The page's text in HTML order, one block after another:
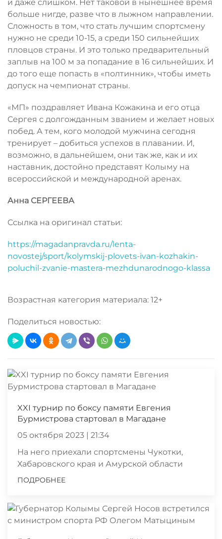
и даже слишком. Нет таковой в нынешнее время
больше нигде, разве что в лыжном направлении.
Сложность в том, что стать лучшим спортсмену
нужно не среди 10-15, а среди 150 сильнейших
пловцов страны. И это только предварительный
заплыв на 100 м за попадание в 16 сильнейших. И
до того еще попасть в «полтинник», чтобы иметь
допуск на чемпионат страны.
«МП» поздравляет Ивана Кожакина и его отца
Сергея с долгожданным званием и желает новых
побед. А тем, кого молодой мужчина сегодня
тренирует – добиться успехов в плавании. И,
возможно, в дальнейшем, они так же, как и их
наставник, достойно представят Колыму на
всероссийской и международной аренах.
Анна СЕРГЕЕВА
Ссылка на оригинал статьи:
https://magadanpravda.ru/lenta-
novostej/sport/kolymskij-plovets-ivan-kozhakin-
poluchil-zvanie-mastera-mezhdunarodnogo-klassa
Возрастная категория материала: 12+
Поделиться новостью:
XXI турнир по боксу памяти Евгения
Бурмистрова стартовал в Магадане
05 октября 2023 | 21:34
На него приехали спортсмены Чукотки,
Хабаровского края и Амурской области
ПОДРОБНЕЕ